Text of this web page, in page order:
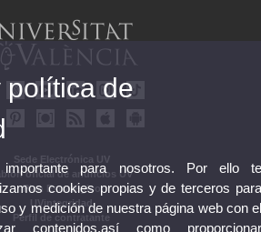
Sede Electrónica UV
oficial de anuncios UV
Plan Estratégico
UVintegridad
Perfil de contratante
política de
para nosotros. Por ello
cookies propias y de terceros
y medición de nuestra página web con
contenidos,así como